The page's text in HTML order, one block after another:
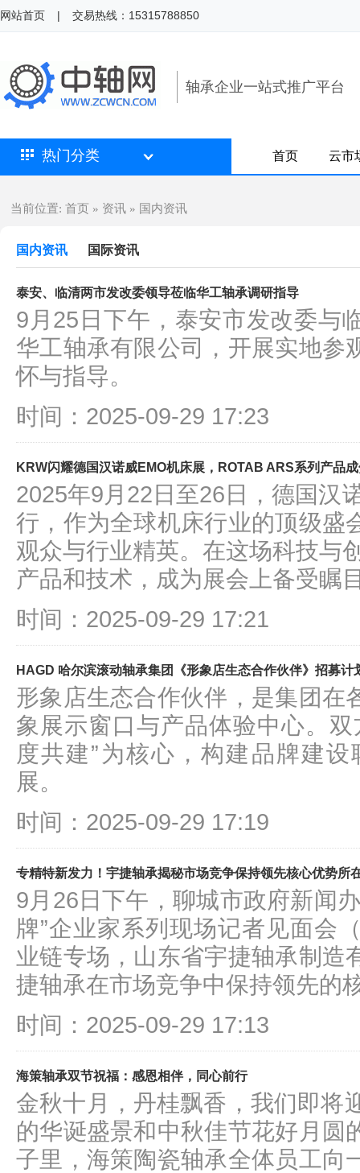
网站首页 | 交易热线：15315788850
轴承企业一站式推广平台
热门分类 首页 云市
当前位置: 首页 » 资讯 » 国内资讯
国内资讯 国际资讯
泰安、临清两市发改委领导莅临华工轴承调研指导
9月25日下午，泰安市发改委与
华工轴承有限公司，开展实地参
怀与指导。
时间：2025-09-29 17:23
KRW闪耀德国汉诺威EMO机床展，ROTAB ARS系列产品
2025年9月22日至26日，德国汉
行，作为全球机床行业的顶级盛
观众与行业精英。在这场科技与
产品和技术，成为展会上备受瞩
时间：2025-09-29 17:21
HAGD 哈尔滨滚动轴承集团《形象店生态合作伙伴》招募计
形象店生态合作伙伴，是集团在
象展示窗口与产品体验中心。
度共建”为核心，构建品牌建
展。
时间：2025-09-29 17:19
专精特新发力！宇捷轴承揭秘市场竞争保持领先核心优势所
9月26日下午，聊城市政府新闻
牌”企业家系列现场记者见面会
业链专场，山东省宇捷轴承制造
捷轴承在市场竞争中保持领先的
时间：2025-09-29 17:13
海策轴承双节祝福：感恩相伴，同心前行
金秋十月，丹桂飘香，我们即将
的华诞盛景和中秋佳节花好月圆
子里，海策陶瓷轴承全体员工向